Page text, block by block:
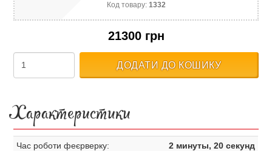
Код товару: 1332
21300 грн
ДОДАТИ ДО КОШИКУ
Характеристики
Час роботи феєрверку:
2 минуты, 20 секунд